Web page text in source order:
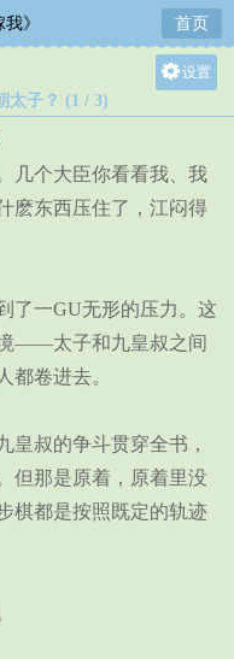
》 首页
设置
中
小
太子？ (1 / 3)
个大臣你看看我、我
麽东西压住了，江闷得
一GU无形的压力。这
——太子和九皇叔之间
都卷进去。
叔的争斗贯穿全书，
但那是原着，原着里没
棋都是按照既定的轨迹